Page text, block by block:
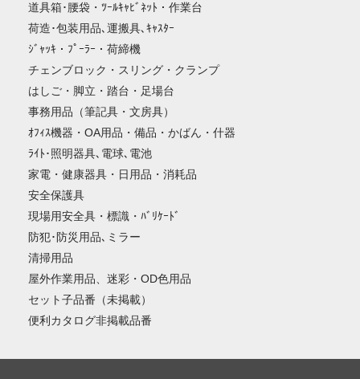
道具箱･腰袋・ﾂｰﾙｷｬﾋﾞﾈｯﾄ・作業台
荷造･包装用品､運搬具､ｷｬｽﾀｰ
ｼﾞｬｯｷ・ﾌﾟｰﾗｰ・荷締機
チェンブロック・スリング・クランプ
はしご・脚立・踏台・足場台
事務用品（筆記具・文房具）
ｵﾌｨｽ機器・OA用品・備品・かばん・什器
ﾗｲﾄ･照明器具､電球､電池
家電・健康器具・日用品・消耗品
安全保護具
現場用安全具・標識・ﾊﾞﾘｹｰﾄﾞ
防犯･防災用品､ミラー
清掃用品
屋外作業用品、迷彩・OD色用品
セット子品番（未掲載）
便利カタログ非掲載品番